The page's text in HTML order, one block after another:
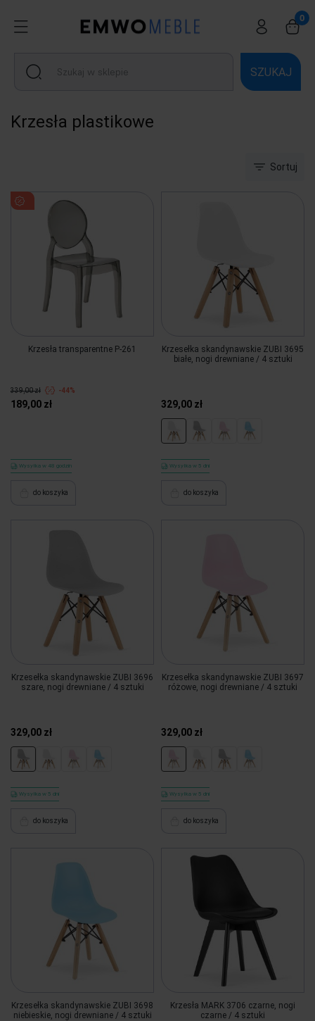
SZUKAJ
Krzesła plastikowe
Sortuj
Krzesła transparentne P-261
339,00 zł -44%
189,00 zł
Wysyłka w 48 godzin
do koszyka
Krzesełka skandynawskie ZUBI 3695
białe, nogi drewniane / 4 sztuki
329,00 zł
Wysyłka w 5 dni
do koszyka
Krzesełka skandynawskie ZUBI 3696
szare, nogi drewniane / 4 sztuki
329,00 zł
Wysyłka w 5 dni
do koszyka
Krzesełka skandynawskie ZUBI 3697
różowe, nogi drewniane / 4 sztuki
329,00 zł
Wysyłka w 5 dni
do koszyka
Krzesełka skandynawskie ZUBI 3698
niebieskie, nogi drewniane / 4 sztuki
Krzesła MARK 3706 czarne, nogi
czarne / 4 sztuki